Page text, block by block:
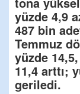
yüzde 4,9
487 bin
Temmuz
yüzde
11,4 arttı;
geriledi.